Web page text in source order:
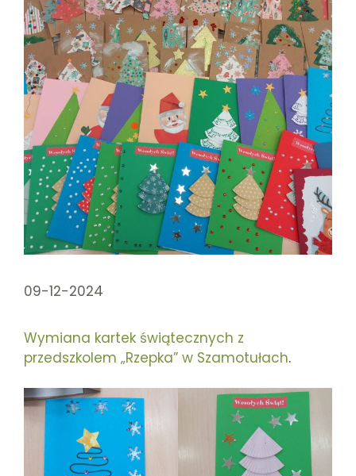
09-12-2024
Wymiana kartek świątecznych z
przedszkolem „Rzepka” w Szamotułach.